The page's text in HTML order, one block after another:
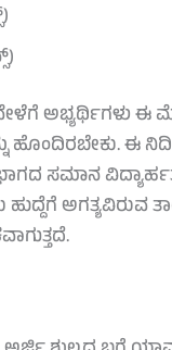
ಅಭ್ಯರ್ಥಿಗಳು ಈ
ಹೊಂದಿರಬೇಕು. ಈ
ಸಮಾನ
ಅಗತ್ಯವಿರುವ